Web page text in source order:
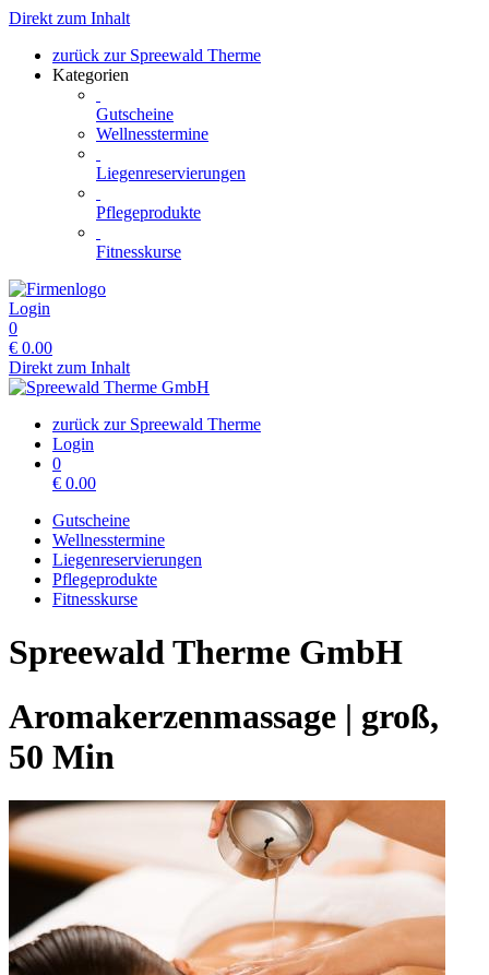
Direkt zum Inhalt
zurück zur Spreewald Therme
Kategorien
Gutscheine
Wellnesstermine
Liegenreservierungen
Pflegeprodukte
Fitnesskurse
Login
0
€ 0.00
Direkt zum Inhalt
zurück zur Spreewald Therme
Login
0
€ 0.00
Gutscheine
Wellnesstermine
Liegenreservierungen
Pflegeprodukte
Fitnesskurse
Spreewald Therme GmbH
Aromakerzenmassage | groß,
50 Min